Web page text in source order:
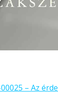
00025 – Az